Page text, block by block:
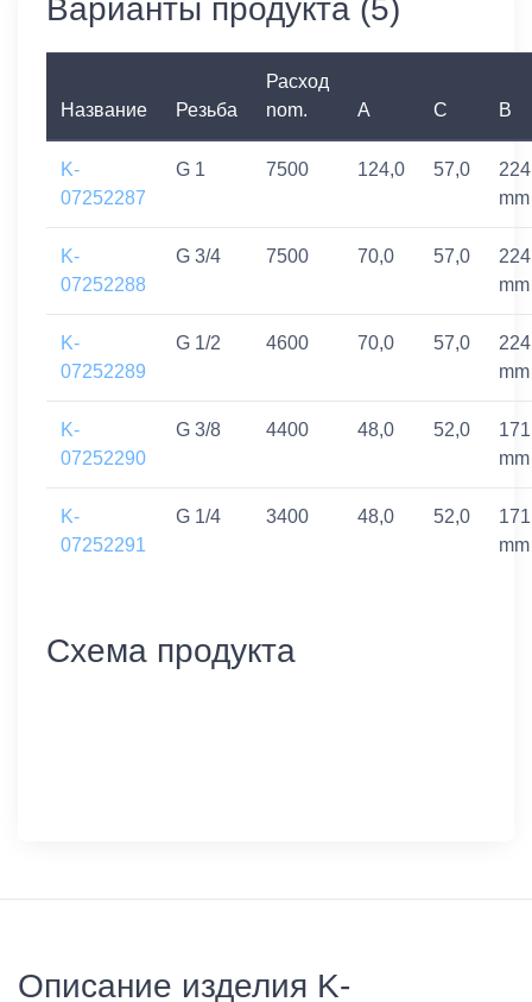
Варианты продукта (5)
Название Резьба
Расход
nom.
A C B
K-
07252287
G 1 7500 124,0 57,0
mm
K-
07252288
G 3/4 7500 70,0 57,0
mm
K-
07252289
G 1/2 4600 70,0 57,0
mm
K-
07252290
G 3/8 4400 48,0 52,0
mm
K-
07252291
G 1/4 3400 48,0 52,0
mm
Схема продукта
Описание изделия K-